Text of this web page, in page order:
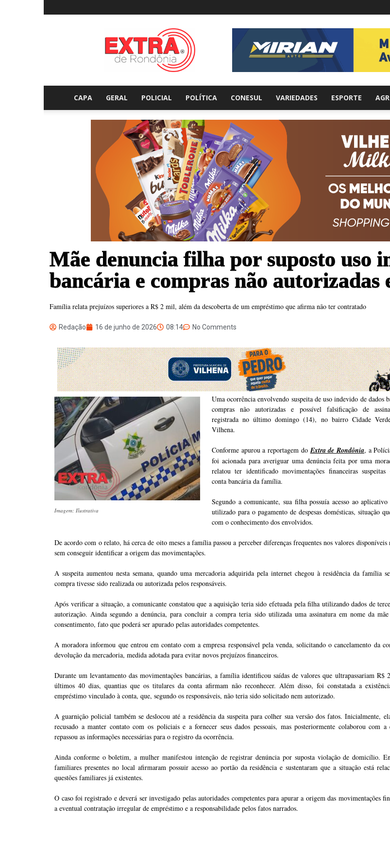
Extraderondonia.com.br
CAPA GERAL POLICIAL POLÍTICA CONESUL VARIEDADES ESPORTE
Mãe denuncia filha por suposto uso
bancária e compras não autorizadas
Família relata prejuízos superiores a R$ 2 mil, além da descoberta de um empréstimo que afirma não ter contratado
Redação 16 de junho de 2026 08:14 No Comments
Imagem: Ilustrativa
Uma ocorrência envolvendo suspeita de uso indevido de dados
compras não autorizadas e possível falsificação de
registrada no último domingo (14), no bairro Cidade
Vilhena.
Conforme apurou a reportagem doExtra de Rondônia, a
foi acionada para averiguar uma denúncia feita por uma
relatou ter identificado movimentações financeiras
conta bancária da família.
Segundo a comunicante, sua filha possuía acesso ao aplicativo
utilizado para o pagamento de despesas domésticas, situação
com o conhecimento dos envolvidos.
De acordo com o relato, há cerca de oito meses a família passou a perceber diferenças frequentes nos valores disponíveis
sem conseguir identificar a origem das movimentações.
A suspeita aumentou nesta semana, quando uma mercadoria adquirida pela internet chegou à residência da família
compra tivesse sido realizada ou autorizada pelos responsáveis.
Após verificar a situação, a comunicante constatou que a aquisição teria sido efetuada pela filha utilizando dados de
autorização. Ainda segundo a denúncia, para concluir a compra teria sido utilizada uma assinatura em nome da mãe
consentimento, fato que poderá ser apurado pelas autoridades competentes.
A moradora informou que entrou em contato com a empresa responsável pela venda, solicitando o cancelamento da
devolução da mercadoria, medida adotada para evitar novos prejuízos financeiros.
Durante um levantamento das movimentações bancárias, a família identificou saídas de valores que ultrapassariam R$
últimos 40 dias, quantias que os titulares da conta afirmam não reconhecer. Além disso, foi constatada a
empréstimo vinculado à conta, que, segundo os responsáveis, não teria sido solicitado nem autorizado.
A guarnição policial também se deslocou até a residência da suspeita para colher sua versão dos fatos. Inicialmente,
recusado a manter contato com os policiais e a fornecer seus dados pessoais, mas posteriormente colaborou com a
repassou as informações necessárias para o registro da ocorrência.
Ainda conforme o boletim, a mulher manifestou intenção de registrar denúncia por suposta violação de domicílio.
familiares presentes no local afirmaram possuir acesso ao portão da residência e sustentaram que a situação está
questões familiares já existentes.
O caso foi registrado e deverá ser investigado pelas autoridades competentes para apurar a origem das movimentações
a eventual contratação irregular de empréstimo e a responsabilidade pelos fatos narrados.